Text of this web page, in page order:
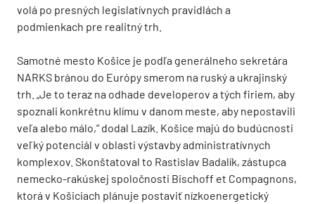
volá po presných legislatívnych pravidlách a
podmienkach pre realitný trh.
Samotné mesto Košice je podľa generálneho sekretára
NARKS bránou do Európy smerom na ruský a ukrajinský
trh. „Je to teraz na odhade developerov a tých firiem, aby
spoznali konkrétnu klímu v danom meste, aby nepostavili
veľa alebo málo,“ dodal Lazík. Košice majú do budúcnosti
veľký potenciál v oblasti výstavby administratívnych
komplexov. Skonštatoval to Rastislav Badalík, zástupca
nemecko-rakúskej spoločnosti Bischoff et Compagnons,
ktorá v Košiciach plánuje postaviť nízkoenergetický